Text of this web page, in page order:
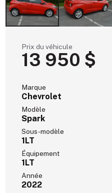
Prix du véhicule
13 950 $
Marque
Chevrolet
Modèle
Spark
Sous-modèle
1LT
Équipement
1LT
Année
2022